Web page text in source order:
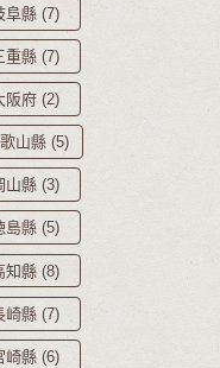
阜縣 (7)
重縣 (7)
阪府 (2)
山縣 (5)
山縣 (3)
島縣 (5)
知縣 (8)
崎縣 (7)
崎縣 (6)